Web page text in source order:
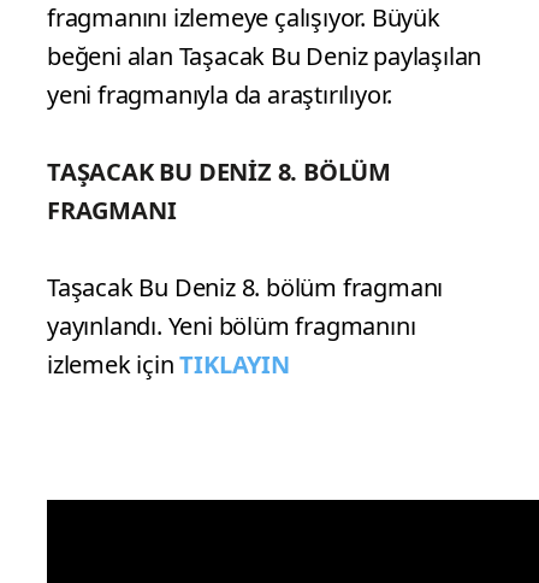
fragmanını izlemeye çalışıyor. Büyük
beğeni alan Taşacak Bu Deniz paylaşılan
yeni fragmanıyla da araştırılıyor.
TAŞACAK BU DENİZ 8. BÖLÜM
FRAGMANI
Taşacak Bu Deniz 8. bölüm fragmanı
yayınlandı. Yeni bölüm fragmanını
izlemek içinTIKLAYIN